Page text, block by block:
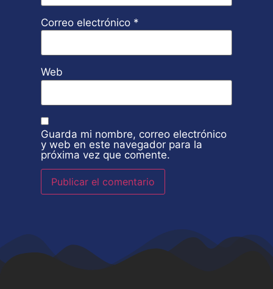
Correo electrónico *
Web
Guarda mi nombre, correo electrónico
y web en este navegador para la
próxima vez que comente.